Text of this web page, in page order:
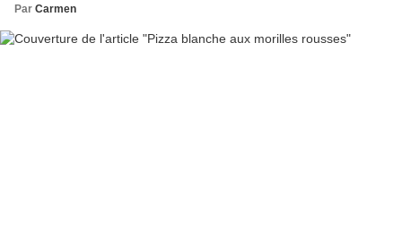
Par Carmen